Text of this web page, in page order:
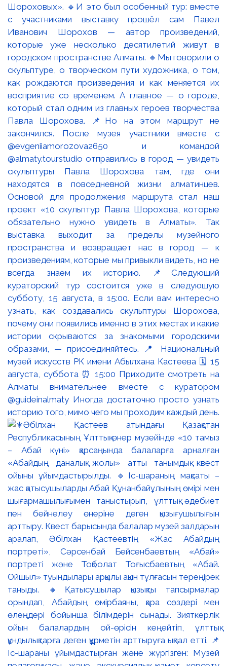
Шороховых». 🔹И это был особенный тур: вместе
с участниками выставку прошёл сам Павел
Иванович Шорохов — автор произведений,
которые уже несколько десятилетий живут в
городском пространстве Алматы. 🔸Мы говорили о
скульптуре, о творческом пути художника, о том,
как рождаются произведения и как меняется их
восприятие со временем. А главное — о городе,
который стал одним из главных героев творчества
Павла Шорохова. 📌Но на этом маршрут не
закончился. После музея участники вместе с
@evgeniiamorozova2650 и командой
@almaty.tourstudio отправились в город — увидеть
скульптуры Павла Шорохова там, где они
находятся в повседневной жизни алматинцев.
Основой для продолжения маршрута стал наш
проект «10 скульптур Павла Шорохова, которые
обязательно нужно увидеть в Алматы». Так
выставка выходит за пределы музейного
пространства и возвращает нас в город — к
произведениям, которые мы привыкли видеть, но не
всегда знаем их историю. 📌Следующий
кураторский тур состоится уже в следующую
субботу, 15 августа, в 15:00. Если вам интересно
узнать, как создавались скульптуры Шорохова,
почему они появились именно в этих местах и какие
истории скрываются за знакомыми городскими
образами, — присоединяйтесь. 📍 Национальный
музей искусств РК имени Абылхана Кастеева 🗓 15
августа, суббота ⏰ 15:00 Приходите смотреть на
Алматы внимательнее вместе с куратором
@guideinalmaty Иногда достаточно просто узнать
историю того, мимо чего мы проходим каждый день.